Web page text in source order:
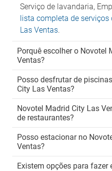
Serviço de lavandaria,
lista completa de
Las Ventas.
Porquê escolher o Novotel
Ventas?
Posso desfrutar de
City Las Ventas?
Novotel Madrid City Las
de restaurantes?
Posso estacionar no
Ventas?
Existem opções para fazer